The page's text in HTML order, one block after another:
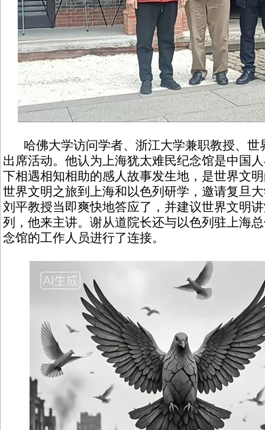
哈佛大学访问学者、浙江大学兼职教授、世
出席活动。他认为上海犹太难民纪念馆是中国
下相遇相知相助的感人故事发生地，是世界文
世界文明之旅到上海和以色列研学，邀请复旦
刘平教授当即爽快地答应了，并建议世界文明
列，他来主讲。谢从道院长还与以色列驻上海
念馆的工作人员进行了连接。